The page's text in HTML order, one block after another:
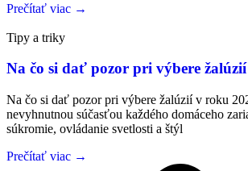
Prečítať viac →
Tipy a triky
Na čo si dať pozor pri výbere
Na čo si dať pozor pri výbere žalúzií v roku
nevyhnutnou súčasťou každého domáceho
súkromie, ovládanie svetlosti a štýl
Prečítať viac →